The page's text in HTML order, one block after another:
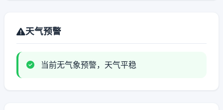
天气预警
当前无气象预警，天气平稳